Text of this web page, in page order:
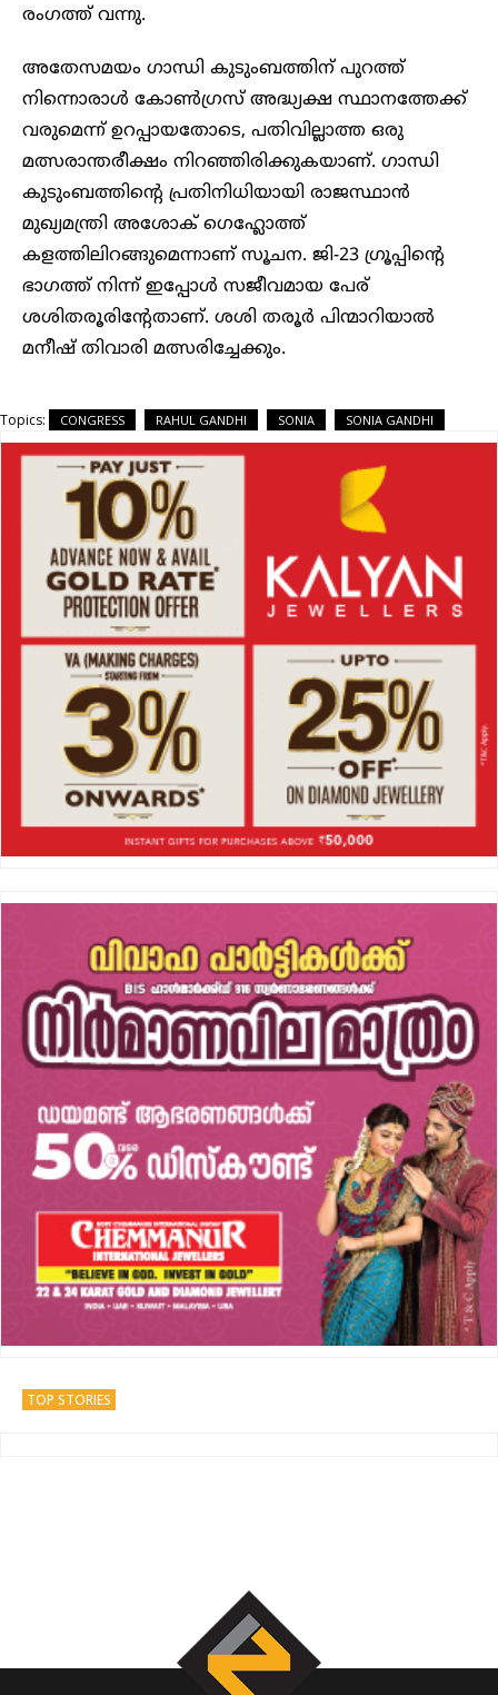
രംഗത്ത് വന്നു.
അതേസമയം ഗാന്ധി കുടുംബത്തിന് പുറത്ത്
നിന്നൊരാൾ കോൺഗ്രസ് അദ്ധ്യക്ഷ സ്ഥാനത്തേക്ക്
വരുമെന്ന് ഉറപ്പായതോടെ, പതിവില്ലാത്ത ഒരു
മത്സരാന്തരീക്ഷം നിറഞ്ഞിരിക്കുകയാണ്. ഗാന്ധി
കുടുംബത്തിന്റെ പ്രതിനിധിയായി രാജസ്ഥാൻ
മുഖ്യമന്ത്രി അശോക് ഗെഹ്ലോത്ത്
കളത്തിലിറങ്ങുമെന്നാണ് സൂചന. ജി-23 ഗ്രൂപ്പിന്റെ
ഭാഗത്ത് നിന്ന് ഇപ്പോൾ സജീവമായ പേര്
ശശിതരൂരിന്റേതാണ്. ശശി തരൂർ പിന്മാറിയാൽ
മനീഷ് തിവാരി മത്സരിച്ചേക്കും.
Topics: CONGRESS RAHUL GANDHI SONIA SONIA GANDHI
TOP STORIES